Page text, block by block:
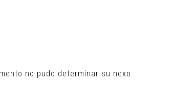
no pudo determinar su nexo.